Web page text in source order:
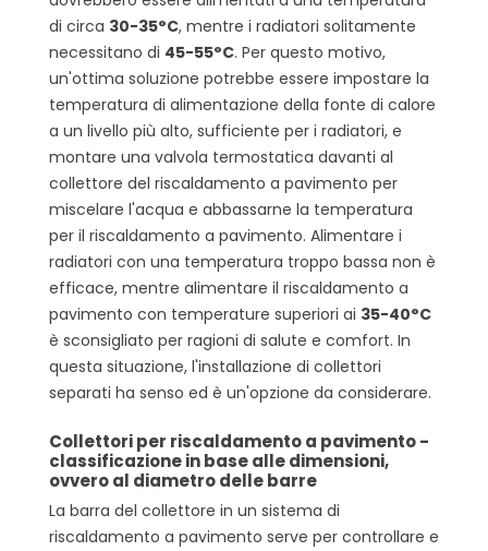
di circa 30-35°C, mentre i radiatori solitamente
necessitano di 45-55°C. Per questo motivo,
un'ottima soluzione potrebbe essere impostare la
temperatura di alimentazione della fonte di calore
a un livello più alto, sufficiente per i radiatori, e
montare una valvola termostatica davanti al
collettore del riscaldamento a pavimento per
miscelare l'acqua e abbassarne la temperatura
per il riscaldamento a pavimento. Alimentare i
radiatori con una temperatura troppo bassa non è
efficace, mentre alimentare il riscaldamento a
pavimento con temperature superiori ai 35-40°C
è sconsigliato per ragioni di salute e comfort. In
questa situazione, l'installazione di collettori
separati ha senso ed è un'opzione da considerare.
Collettori per riscaldamento a pavimento -
classificazione in base alle dimensioni,
ovvero al diametro delle barre
La barra del collettore in un sistema di
riscaldamento a pavimento serve per controllare e